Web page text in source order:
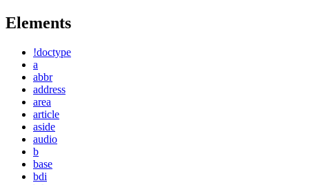
Elements
!doctype
a
abbr
address
area
article
aside
audio
b
base
bdi